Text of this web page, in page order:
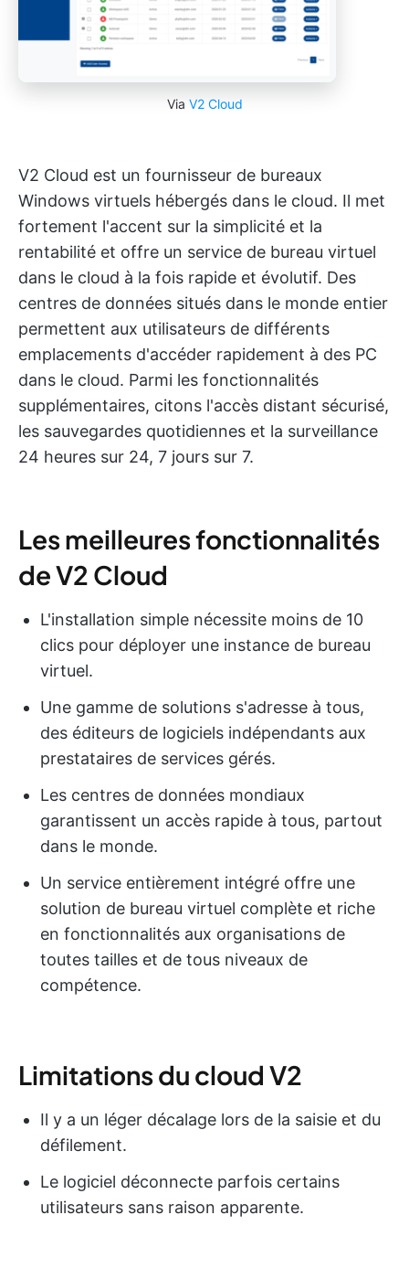
Via V2 Cloud
V2 Cloud est un fournisseur de bureaux
Windows virtuels hébergés dans le cloud. Il met
fortement l'accent sur la simplicité et la
rentabilité et offre un service de bureau virtuel
dans le cloud à la fois rapide et évolutif. Des
centres de données situés dans le monde entier
permettent aux utilisateurs de différents
emplacements d'accéder rapidement à des PC
dans le cloud. Parmi les fonctionnalités
supplémentaires, citons l'accès distant sécurisé,
les sauvegardes quotidiennes et la surveillance
24 heures sur 24, 7 jours sur 7.
Les meilleures fonctionnalités
de V2 Cloud
L'installation simple nécessite moins de 10
clics pour déployer une instance de bureau
virtuel.
Une gamme de solutions s'adresse à tous,
des éditeurs de logiciels indépendants aux
prestataires de services gérés.
Les centres de données mondiaux
garantissent un accès rapide à tous, partout
dans le monde.
Un service entièrement intégré offre une
solution de bureau virtuel complète et riche
en fonctionnalités aux organisations de
toutes tailles et de tous niveaux de
compétence.
Limitations du cloud V2
Il y a un léger décalage lors de la saisie et du
défilement.
Le logiciel déconnecte parfois certains
utilisateurs sans raison apparente.